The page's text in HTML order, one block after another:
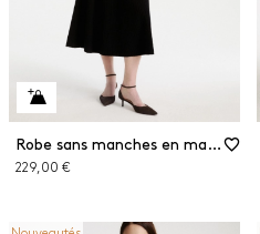
Robe sans manches en maille côtelée
229,00 €